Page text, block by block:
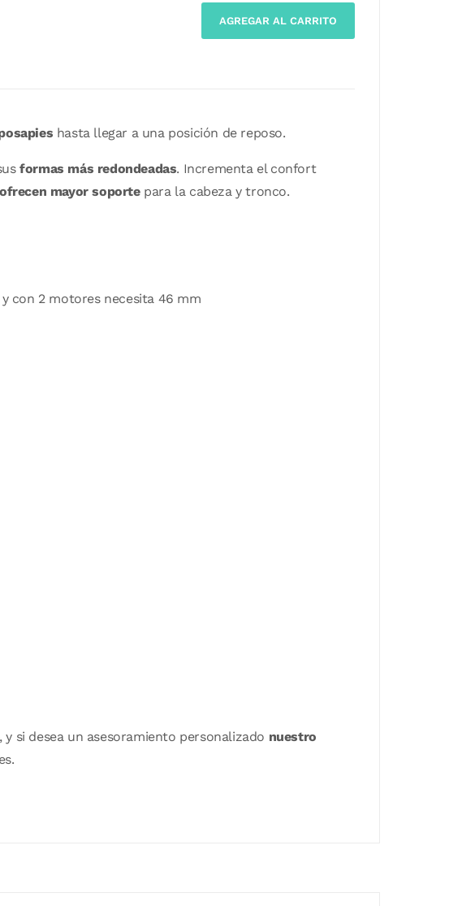
AGREGAR AL CARRITO
hasta llegar a una posición de reposo.
formas más redondeadas. Incrementa el confort
mayor soportepara la cabeza y tronco.
con 2 motores necesita 46 mm
, y si desea un asesoramiento personalizado nuestro